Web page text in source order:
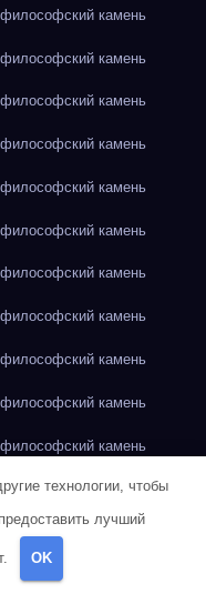
камень
камень
камень
камень
камень
камень
камень
камень
камень
камень
камень
камень
камень
камень
технологии, чтобы
лучший
OK